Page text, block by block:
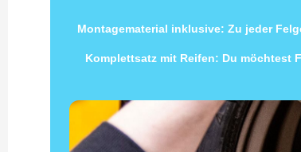
Montagematerial inklusive: Zu jeder
Komplettsatz mit Reifen: Du möchtest